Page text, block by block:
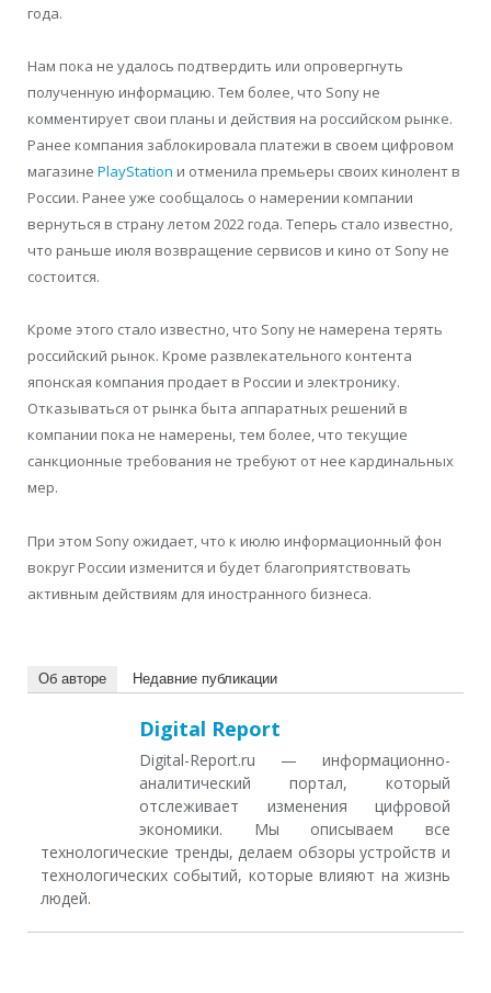
года.
Нам пока не удалось подтвердить или опровергнуть
полученную информацию. Тем более, что Sony не
комментирует свои планы и действия на российском рынке.
Ранее компания заблокировала платежи в своем цифровом
магазине PlayStation и отменила премьеры своих кинолент в
России. Ранее уже сообщалось о намерении компании
вернуться в страну летом 2022 года. Теперь стало известно,
что раньше июля возвращение сервисов и кино от Sony не
состоится.
Кроме этого стало известно, что Sony не намерена терять
российский рынок. Кроме развлекательного контента
японская компания продает в России и электронику.
Отказываться от рынка быта аппаратных решений в
компании пока не намерены, тем более, что текущие
санкционные требования не требуют от нее кардинальных
мер.
При этом Sony ожидает, что к июлю информационный фон
вокруг России изменится и будет благоприятствовать
активным действиям для иностранного бизнеса.
Об авторе Недавние публикации
Digital Report
Digital-Report.ru — информационно-
аналитический портал, который
отслеживает изменения цифровой
экономики. Мы описываем все
технологические тренды, делаем обзоры устройств и
технологических событий, которые влияют на жизнь
людей.